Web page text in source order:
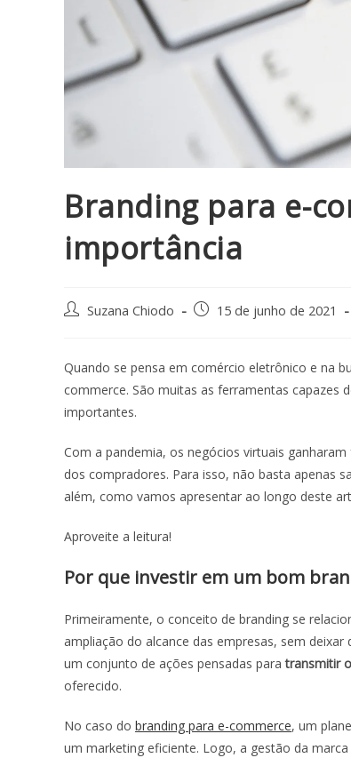
Branding para e-
importância
Suzana Chiodo 15 de junho de 2021
Quando se pensa em comércio eletrônico e na
commerce. São muitas as ferramentas capazes
importantes.
Com a pandemia, os negócios virtuais
dos compradores. Para isso, não basta apenas
além, como vamos apresentar ao longo deste
Aproveite a leitura!
Por que investir em um bom
Primeiramente, o conceito de branding se
ampliação do alcance das empresas, sem
um conjunto de ações pensadas paratransmitir
oferecido.
No caso do branding para e-commerce, um
um marketing eficiente. Logo, a gestão da